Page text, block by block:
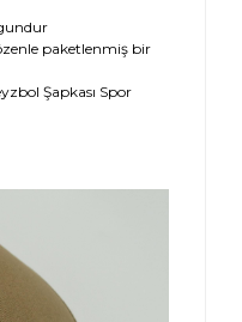
paketlenmiş bir
Şapkası Spor